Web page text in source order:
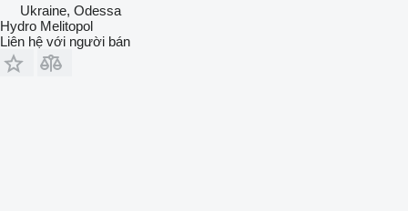
Ukraine, Odessa
Hydro Melitopol
Liên hệ với người bán